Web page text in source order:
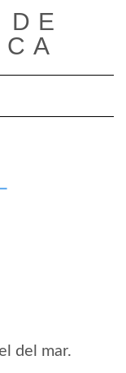
de navegación
del mar.